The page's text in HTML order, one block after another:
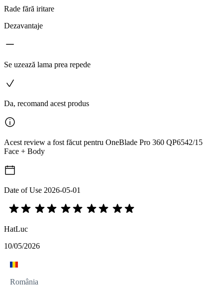
Rade fără iritare
Dezavantaje
Se uzează lama prea repede
Da, recomand acest produs
Acest review a fost făcut pentru OneBlade Pro 360 QP6542/15
Face + Body
Date of Use 2026-05-01
HatLuc
10/05/2026
România